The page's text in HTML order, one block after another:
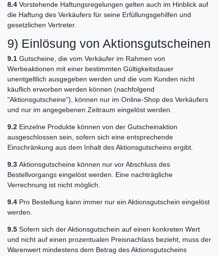
8.4 Vorstehende Haftungsregelungen gelten auch im Hinblick auf
die Haftung des Verkäufers für seine Erfüllungsgehilfen und
gesetzlichen Vertreter.
9) Einlösung von Aktionsgutscheinen
9.1 Gutscheine, die vom Verkäufer im Rahmen von
Werbeaktionen mit einer bestimmten Gültigkeitsdauer
unentgeltlich ausgegeben werden und die vom Kunden nicht
käuflich erworben werden können (nachfolgend
"Aktionsgutscheine"), können nur im Online-Shop des Verkäufers
und nur im angegebenen Zeitraum eingelöst werden.
9.2 Einzelne Produkte können von der Gutscheinaktion
ausgeschlossen sein, sofern sich eine entsprechende
Einschränkung aus dem Inhalt des Aktionsgutscheins ergibt.
9.3 Aktionsgutscheine können nur vor Abschluss des
Bestellvorgangs eingelöst werden. Eine nachträgliche
Verrechnung ist nicht möglich.
9.4 Pro Bestellung kann immer nur ein Aktionsgutschein eingelöst
werden.
9.5 Sofern sich der Aktionsgutschein auf einen konkreten Wert
und nicht auf einen prozentualen Preisnachlass bezieht, muss der
Warenwert mindestens dem Betrag des Aktionsgutscheins